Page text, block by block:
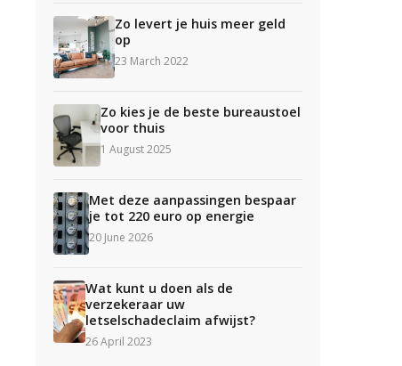
Zo levert je huis meer geld
op
23 March 2022
Zo kies je de beste bureaustoel
voor thuis
1 August 2025
Met deze aanpassingen bespaar
je tot 220 euro op energie
20 June 2026
Wat kunt u doen als de
verzekeraar uw
letselschadeclaim afwijst?
26 April 2023